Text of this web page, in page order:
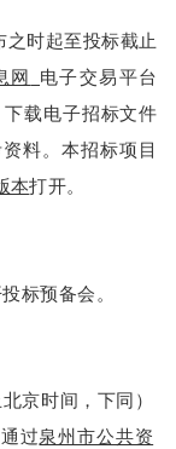
之时起至投标截止
网
电子交易平台
下载电子招标文件
料。本招标项目
本打开。
标预备会。
京时间，下同）
通过泉州市公共资